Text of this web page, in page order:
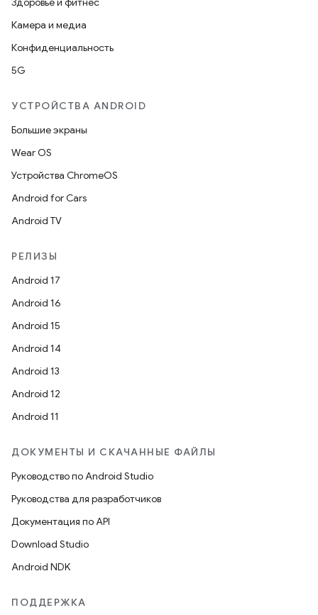
Камера и медиа
Конфиденциальность
5G
УСТРОЙСТВА ANDROID
Большие экраны
Wear OS
Устройства ChromeOS
Android for Cars
Android TV
РЕЛИЗЫ
Android 17
Android 16
Android 15
Android 14
Android 13
Android 12
Android 11
ДОКУМЕНТЫ И СКАЧАННЫЕ ФАЙЛЫ
Руководство по Android Studio
Руководства для разработчиков
Документация по API
Download Studio
Android NDK
ПОДДЕРЖКА